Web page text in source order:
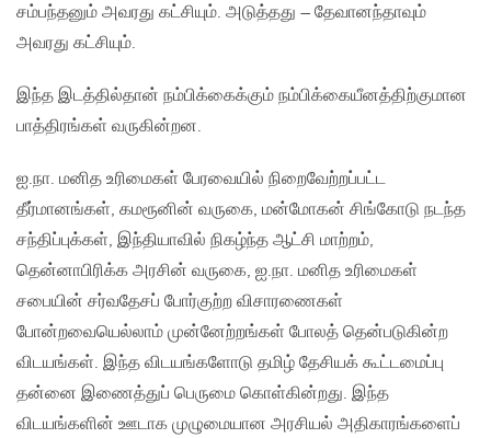
சம்பந்தனும் அவரது கட்சியும். அடுத்தது – தேவானந்தாவும்
அவரது கட்சியும்.
இந்த இடத்தில்தான் நம்பிக்கைக்கும் நம்பிக்கையீனத்திற்குமான
பாத்திரங்கள் வருகின்றன.
ஐ.நா. மனித உரிமைகள் பேரவையில் நிறைவேற்றப்பட்ட
தீர்மானங்கள், கமரூனின் வருகை, மன்மோகன் சிங்கோடு நடந்த
சந்திப்புக்கள், இந்தியாவில் நிகழ்ந்த ஆட்சி மாற்றம்,
தென்னாபிரிக்க அரசின் வருகை, ஐ.நா. மனித உரிமைகள்
சபையின் சர்வதேசப் போர்குற்ற விசாரணைகள்
போன்றவையெல்லாம் முன்னேற்றங்கள் போலத் தென்படுகின்ற
விடயங்கள். இந்த விடயங்களோடு தமிழ் தேசியக் கூட்டமைப்பு
தன்னை இணைத்துப் பெருமை கொள்கின்றது. இந்த
விடயங்களின் ஊடாக முழுமையான அரசியல் அதிகாரங்களைப்